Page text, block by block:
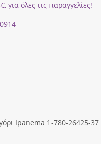
όλες τις παραγγελίες!
Ipanema 1-780-26425-37